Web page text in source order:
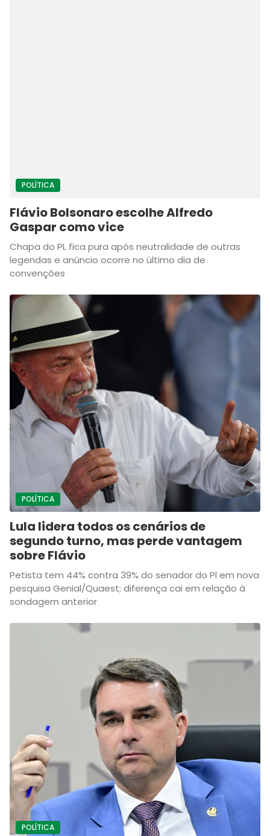
POLÍTICA
Flávio Bolsonaro escolhe Alfredo
Gaspar como vice
Chapa do PL fica pura após neutralidade de outras
legendas e anúncio ocorre no último dia de
convenções
POLÍTICA
Lula lidera todos os cenários de
segundo turno, mas perde vantagem
sobre Flávio
Petista tem 44% contra 39% do senador do Pl em nova
pesquisa Genial/Quaest; diferença cai em relação à
sondagem anterior
POLÍTICA